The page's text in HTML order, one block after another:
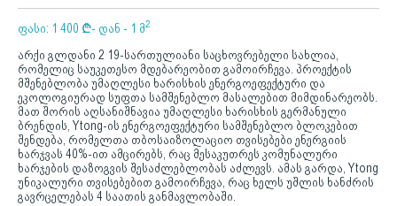
ფასი: 1 400 ¢- დან - 1 მ2
არქი გლდანი 2 19-სართულიანი საცხოვრებელი სახლია,
რომელიც საუკეთესო მდებარეობით გამოირჩევა. პროექტის
მშენებლობა უმაღლესი ხარისხის ენერგოეფექტური და
ეკოლოგიურად სუფთა სამშენებლო მასალებით მიმდინარეობს.
მათ შორის აღსანიშნავია უმაღლესი ხარისხის გერმანული
ბრენდის, Ytong-ის ენერგოეფექტური სამშენებლო ბლოკებით
შენდება, რომელთა თბოსაიზოლაციო თვისებები ენერგიის
ხარჯვას 40%-ით ამცირებს, რაც მესაკუთრეს კომუნალური
ხარჯების დაზოგვის შესაძლებლობას აძლევს. ამას გარდა, Ytong
უნიკალური თვისებებით გამოირჩევა, რაც ხელს უშლის ხანძრის
გავრცელებას 4 საათის განმავლობაში.